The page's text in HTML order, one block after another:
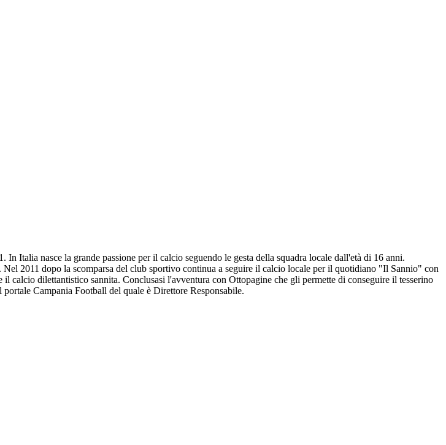
Italia nasce la grande passione per il calcio seguendo le gesta della squadra locale dall'età di 16 anni.
2011 dopo la scomparsa del club sportivo continua a seguire il calcio locale per il quotidiano "Il Sannio" con
dilettantistico sannita. Conclusasi l'avventura con Ottopagine che gli permette di conseguire il tesserino
Campania Football del quale è Direttore Responsabile.